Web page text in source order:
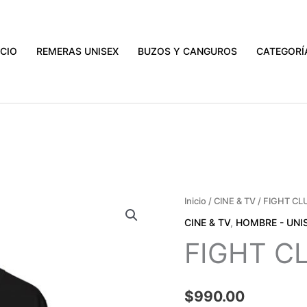
REMERAS UNISEX BUZOS Y CANGUROS
Inicio / CINE & TV/ FIGHT
CINE & TV, HOMBRE -
FIGHT
$990.00
FIGHT
CLUB